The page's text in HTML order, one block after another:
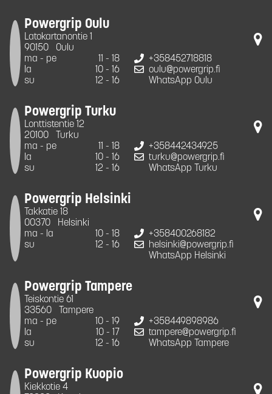
Powergrip Oulu
Latokartanontie 1
90150
Oulu
ma - pe
11 - 18
la
10 - 16
su
12 - 16
+358452718818
oulu@powergrip.fi
WhatsApp Oulu
Powergrip Turku
Lonttistentie 12
20100
Turku
ma - pe
11 - 18
la
10 - 16
su
12 - 16
+358442434925
turku@powergrip.fi
WhatsApp Turku
Powergrip Helsinki
Takkatie 18
00370
Helsinki
ma - la
10 - 18
su
12 - 16
+358400268182
helsinki@powergrip.fi
WhatsApp Helsinki
Powergrip Tampere
Teiskontie 61
33560
Tampere
ma - pe
10 - 19
la
10 - 17
su
12 - 16
+358449898986
tampere@powergrip.fi
WhatsApp Tampere
Powergrip Kuopio
Kiekkotie 4